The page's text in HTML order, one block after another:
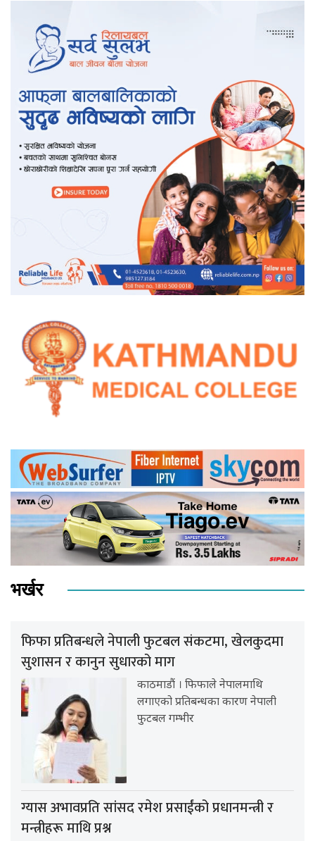
भर्खर
फिफा प्रतिबन्धले नेपाली फुटबल संकटमा, खेलकुदमा
सुशासन र कानुन सुधारको माग
काठमाडौं । फिफाले नेपालमाथि
लगाएको प्रतिबन्धका कारण नेपाली
फुटबल गम्भीर
ग्यास अभावप्रति सांसद रमेश प्रसाईंको प्रधानमन्त्री र
मन्त्रीहरू माथि प्रश्न